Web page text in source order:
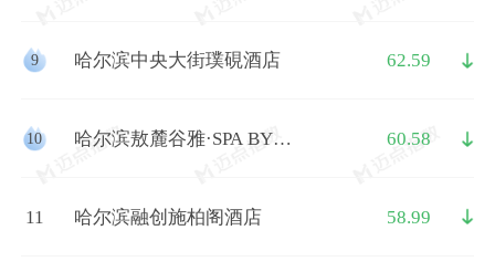
9 哈尔滨中央大街璞硯酒店 62.59
10
哈尔滨敖麓谷雅·SPA BY
60.58
11 哈尔滨融创施柏阁酒店 58.99